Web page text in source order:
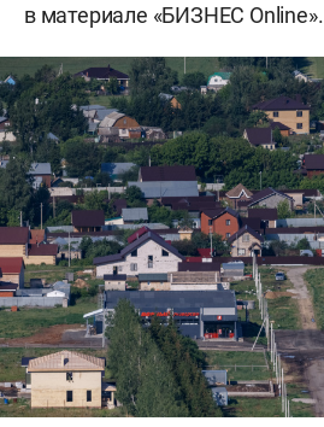
в материале «БИЗНЕС Online».